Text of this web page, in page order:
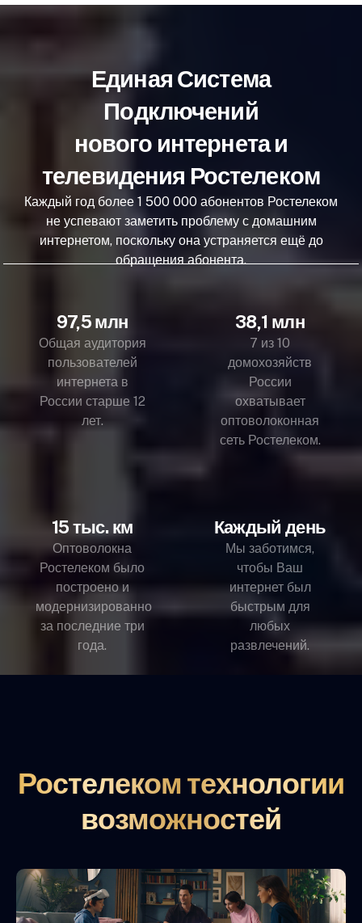
Единая Система
Подключений
нового интернета и
телевидения Ростелеком
Каждый год более 1 500 000 абонентов Ростелеком
не успевают заметить проблему с домашним
интернетом, поскольку она устраняется ещё до
обращения абонента.
97,5 млн
Общая аудитория
пользователей
интернета в
России старше 12
лет.
38,1 млн
7 из 10
домохозяйств
России
охватывает
оптоволоконная
сеть Ростелеком.
15 тыс. км
Оптоволокна
Ростелеком было
построено и
модернизированно
за последние три
года.
Каждый день
Мы заботимся,
чтобы Ваш
интернет был
быстрым для
любых
развлечений.
Ростелеком технологии
возможностей